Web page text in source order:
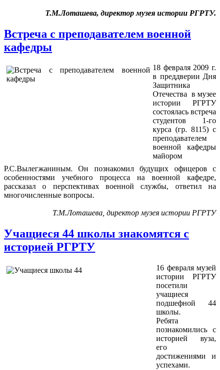
Т.М.Лоташева, директор музея истории РГРТУ.
Встреча с преподавателем военной
кафедры
18 февраля 2009 г.
в преддверии Дня
Защитника
Отечества в музее
истории РГРТУ
состоялась встреча
студентов 1-го
курса (гр. 8115) с
преподавателем
военной кафедры
майором
Р.С.Вылегжаниным. Он познакомил будущих офицеров с
особенностями учебного процесса на военной кафедре,
рассказал о перспективах военной службы, ответил на
многочисленные вопросы.
Т.М.Лоташева, директор музея истории РГРТУ
Учащиеся 44 школы знакомятся с
историей РГРТУ
16 февраля музей
истории РГРТУ
посетили
учащиеся
подшефной 44
школы.
Ребята
познакомились с
историей вуза,
его
достижениями и
успехами.